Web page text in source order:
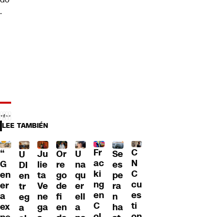
.
LEE TAMBIÉN
“
G
en
er
a
ex
U
DI
en
tr
eg
a
Ju
lie
ta
Ve
ne
ga
Or
re
go
de
fi
en
U
na
qu
er
ell
a
Fr
ac
ki
ng
en
C
Se
es
pe
ra
n
ha
C
N
C
cu
es
ti